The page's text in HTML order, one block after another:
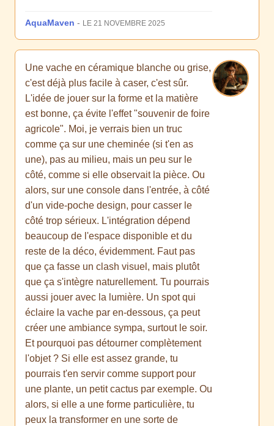
AquaMaven - LE 21 NOVEMBRE 2025
Une vache en céramique blanche ou grise,
c'est déjà plus facile à caser, c'est sûr.
L'idée de jouer sur la forme et la matière
est bonne, ça évite l'effet "souvenir de foire
agricole". Moi, je verrais bien un truc
comme ça sur une cheminée (si t'en as
une), pas au milieu, mais un peu sur le
côté, comme si elle observait la pièce. Ou
alors, sur une console dans l'entrée, à côté
d'un vide-poche design, pour casser le
côté trop sérieux. L'intégration dépend
beaucoup de l'espace disponible et du
reste de la déco, évidemment. Faut pas
que ça fasse un clash visuel, mais plutôt
que ça s'intègre naturellement. Tu pourrais
aussi jouer avec la lumière. Un spot qui
éclaire la vache par en-dessous, ça peut
créer une ambiance sympa, surtout le soir.
Et pourquoi pas détourner complètement
l'objet ? Si elle est assez grande, tu
pourrais t'en servir comme support pour
une plante, un petit cactus par exemple. Ou
alors, si elle a une forme particulière, tu
peux la transformer en une sorte de